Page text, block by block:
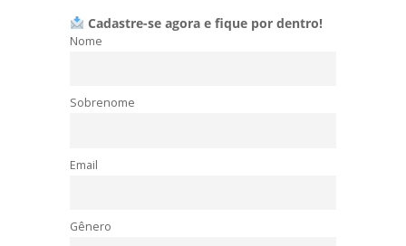
Cadastre-se agora e fique por dentro!
Nome
Sobrenome
Email
Gênero